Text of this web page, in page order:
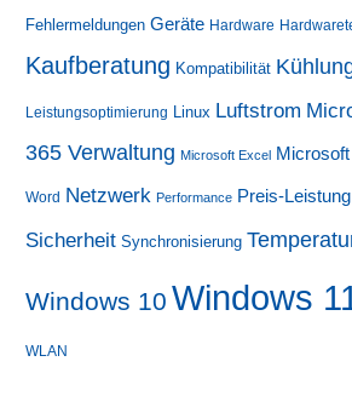
Fehlermeldungen Geräte Hardware
Kaufberatung Kompatibilität
Leistungsoptimierung Linux Luftstrom
365 Verwaltung Microsoft Excel
Word Netzwerk Performance Preis-Leistung
Sicherheit Synchronisierung
Windows 10 Windows
WLAN